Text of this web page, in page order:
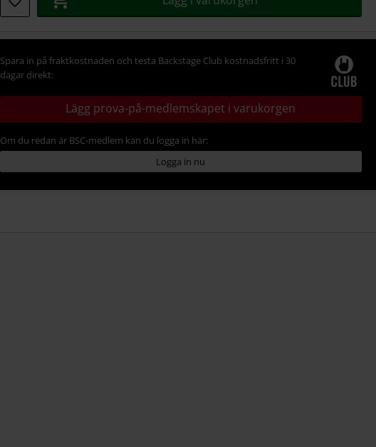
Spara in på fraktkostnaden och testa Backstage Club kostnadsfritt i 30
dagar direkt:
Lägg prova-på-medlemskapet i varukorgen
Om du redan är BSC-medlem kan du logga in här:
Logga in nu